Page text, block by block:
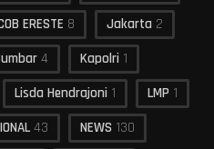
ERESTE 8 Jakarta 2
4 Kapolri 1
Lisda Hendrajoni 1 LMP 1
43 NEWS 130